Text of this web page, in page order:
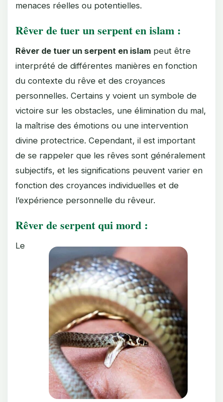
menaces réelles ou potentielles.
Rêver de tuer un serpent en islam :
Rêver de tuer un serpent en islam peut être
interprété de différentes manières en fonction
du contexte du rêve et des croyances
personnelles. Certains y voient un symbole de
victoire sur les obstacles, une élimination du mal,
la maîtrise des émotions ou une intervention
divine protectrice. Cependant, il est important
de se rappeler que les rêves sont généralement
subjectifs, et les significations peuvent varier en
fonction des croyances individuelles et de
l’expérience personnelle du rêveur.
Rêver de serpent qui mord :
Le